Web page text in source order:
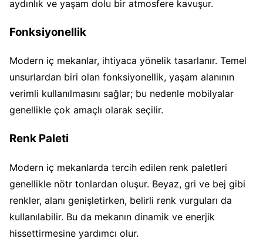
aydınlık ve yaşam dolu bir atmosfere kavuşur.
Fonksiyonellik
Modern iç mekanlar, ihtiyaca yönelik tasarlanır. Temel
unsurlardan biri olan fonksiyonellik, yaşam alanının
verimli kullanılmasını sağlar; bu nedenle mobilyalar
genellikle çok amaçlı olarak seçilir.
Renk Paleti
Modern iç mekanlarda tercih edilen renk paletleri
genellikle nötr tonlardan oluşur. Beyaz, gri ve bej gibi
renkler, alanı genişletirken, belirli renk vurguları da
kullanılabilir. Bu da mekanın dinamik ve enerjik
hissettirmesine yardımcı olur.